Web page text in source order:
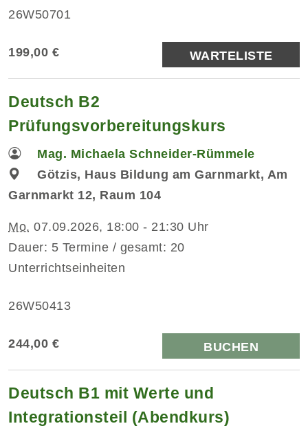
26W50701
199,00 € WARTELISTE
Deutsch B2
Prüfungsvorbereitungskurs
Mag. Michaela Schneider-Rümmele
Götzis, Haus Bildung am Garnmarkt, Am
Garnmarkt 12, Raum 104
Mo. 07.09.2026, 18:00 - 21:30 Uhr
Dauer: 5 Termine / gesamt: 20
Unterrichtseinheiten
26W50413
244,00 € BUCHEN
Deutsch B1 mit Werte und
Integrationsteil (Abendkurs)